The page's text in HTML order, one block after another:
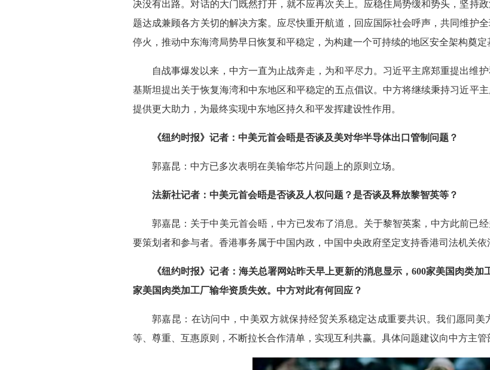
决没有出路。对话的大门既然打开，就不应再次关上。应稳住局势缓和势头，坚持
题达成兼顾各方关切的解决方案。应尽快重开航道，回应国际社会呼声，共同维护
停火，推动中东海湾局势早日恢复和平稳定，为构建一个可持续的地区安全架构奠定
自战事爆发以来，中方一直为止战奔走，为和平尽力。习近平主席郑重提出维
基斯坦提出关于恢复海湾和中东地区和平稳定的五点倡议。中方将继续秉持习近平
提供更大助力，为最终实现中东地区持久和平发挥建设性作用。
《纽约时报》记者：中美元首会晤是否谈及美对华半导体出口管制问题？
郭嘉昆：中方已多次表明在美输华芯片问题上的原则立场。
法新社记者：中美元首会晤是否谈及人权问题？是否谈及释放黎智英等？
郭嘉昆：关于中美元首会晤，中方已发布了消息。关于黎智英案，中方此前已
要策划者和参与者。香港事务属于中国内政，中国中央政府坚定支持香港司法机关依
《纽约时报》记者：海关总署网站昨天早上更新的消息显示，600家美国肉类
家美国肉类加工厂输华资质失效。中方对此有何回应？
郭嘉昆：在访问中，中美双方就保持经贸关系稳定达成重要共识。我们愿同
等、尊重、互惠原则，不断拉长合作清单，实现互利共赢。具体问题建议向中方主管